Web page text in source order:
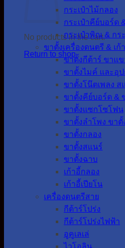
No products in the cart.
Return to shop
กระเป๋าไม้กลอง
กระเป๋าคีย์บอร์ด
กระเป๋าพิณ & กร
ขาตั้งเครื่องดนตรี & เก้
ขาตั้งกีต้าร์ ขาแ
ขาตั้งไมค์ และอุ
ขาตั้งโน๊ตเพลง
ขาตั้งคีย์บอร์ด &
ขาตั้งแซกโซโฟน
ขาตั้งลำโพง ขา
ขาตั้งกลอง
ขาตั้งสแนร์
ขาตั้งฉาบ
เก้าอี้กลอง
เก้าอี้เปียโน
เครื่องดนตรีสาย
กีต้าร์โปร่ง
กีต้าร์โปร่งไฟฟ้า
อูคูเลเล่
ไวโอลิน